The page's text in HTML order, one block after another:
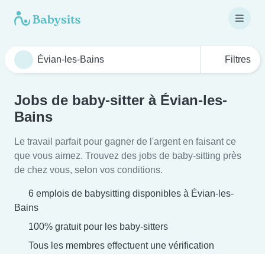
Filtres
Jobs de baby-sitter à Évian-les-
Bains
Le travail parfait pour gagner de l'argent en faisant ce
que vous aimez. Trouvez des jobs de baby-sitting près
de chez vous, selon vos conditions.
6 emplois de babysitting disponibles à Évian-les-
Bains
100% gratuit pour les baby-sitters
Tous les membres effectuent une vérification